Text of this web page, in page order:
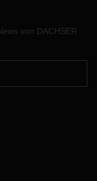
von DACHSER